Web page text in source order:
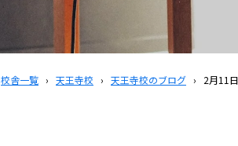
校舎一覧 › 天王寺校 › 天王寺校のブログ › 2月11